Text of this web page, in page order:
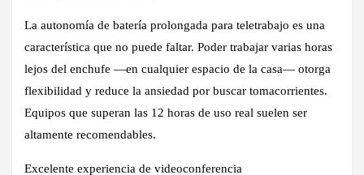
La autonomía de batería prolongada para teletrabajo es una
característica que no puede faltar. Poder trabajar varias horas
lejos del enchufe —en cualquier espacio de la casa— otorga
flexibilidad y reduce la ansiedad por buscar tomacorrientes.
Equipos que superan las 12 horas de uso real suelen ser
altamente recomendables.
Excelente experiencia de videoconferencia